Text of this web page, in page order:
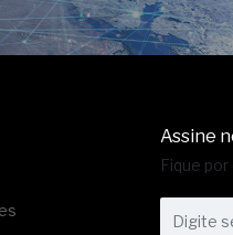
Assine
Fique